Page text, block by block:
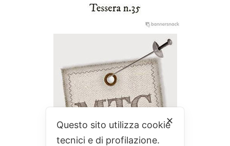
✕
Questo sito utilizza cookie
tecnici e di profilazione.